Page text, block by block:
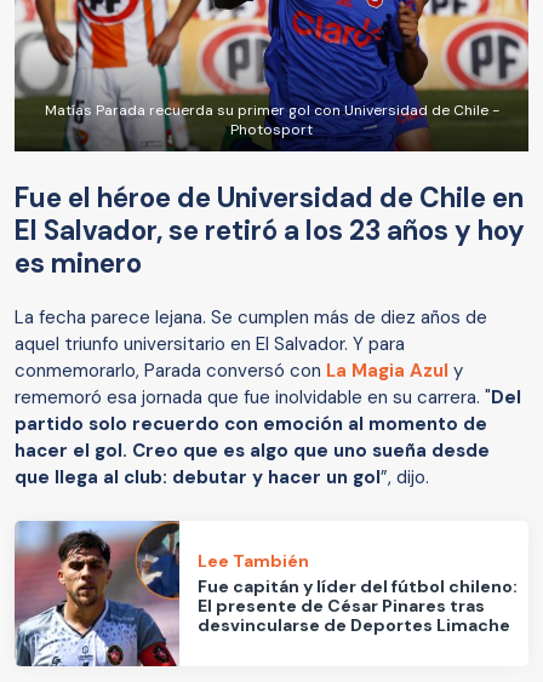
Matías Parada recuerda su primer gol con Universidad de Chile -
Photosport
Fue el héroe de Universidad de Chile en
El Salvador, se retiró a los 23 años y hoy
es minero
La fecha parece lejana. Se cumplen más de diez años de
aquel triunfo universitario en El Salvador. Y para
conmemorarlo, Parada conversó con La Magia Azul y
rememoró esa jornada que fue inolvidable en su carrera. "Del
partido solo recuerdo con emoción al momento de
hacer el gol. Creo que es algo que uno sueña desde
que llega al club: debutar y hacer un gol”, dijo.
Lee También
Fue capitán y líder del fútbol chileno:
El presente de César Pinares tras
desvincularse de Deportes Limache